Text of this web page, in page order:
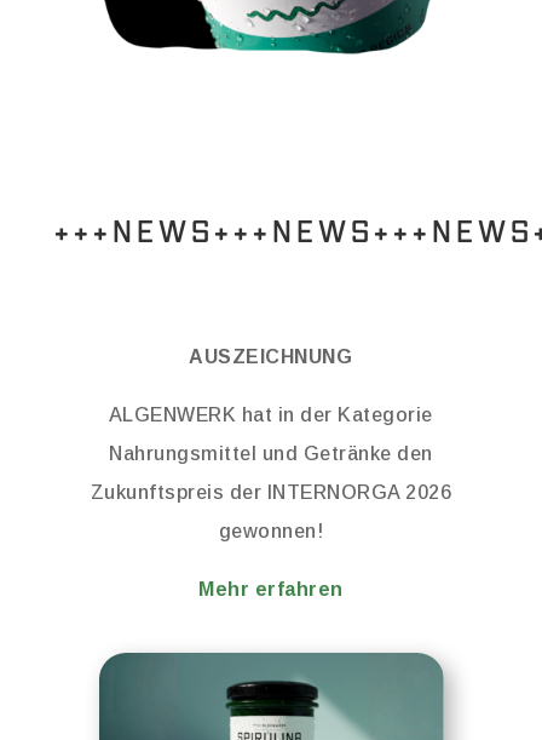
AUSZEICHNUNG
ALGENWERK hat in der Kategorie
Nahrungsmittel und Getränke den
Zukunftspreis der INTERNORGA 2026
gewonnen!
Mehr erfahren